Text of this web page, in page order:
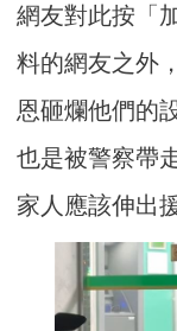
網友對此按「
料的網友之外
恩砸爛他們的
也是被警察帶
家人應該伸出